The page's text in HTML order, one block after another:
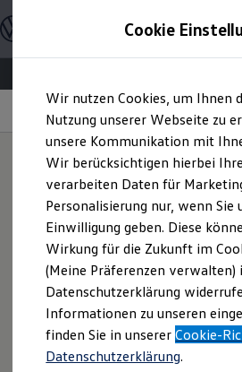
Hauptinhalt
springen
Footer
springen
Modelle & Konfigurator
Nutzfahrzeugkategorien
Modelle konfigurieren
Vorgängermodelle und
Vorgängermodelle
Oldtimer
Bulli Historie
Branchenlösungen &
Umbaulösungen und
Auf- und Umbauten
Groß- und Sonderkunden
Großkunden
Kommunen &
Journalisten
Sportvereine
Branchenlösungen
Bau & Handwerk
Gewerbliche
Service & mobile
Kurier, Logistik &
Spotify
Tauchen Sie
Welt von
Mit der unentgeltlichen In-Car App
auch in Ihrem Fahrzeug Millionen
hören. Finden Sie Ihre neue
Lieblingsalbum, Ihre
Cookie
Wir nutzen Cookies, um Ihnen
Nutzung unserer Webseite zu
unsere Kommunikation mit
Wir berücksichtigen hierbei
verarbeiten Daten für
Personalisierung nur, wenn Sie
Einwilligung geben. Diese
Wirkung für die Zukunft im
(Meine Präferenzen verwalten)
Datenschutzerklärung
Informationen zu unseren
finden Sie in unsererCookie-
Datenschutzerklärung.